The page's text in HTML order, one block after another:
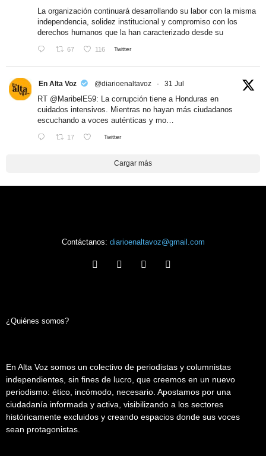
La organización continuará desarrollando su labor con la misma
independencia, solidez institucional y compromiso con los
derechos humanos que la han caracterizado desde su
67 116 Twitter
En Alta Voz @diarioenaltavoz · 31 Jul
RT @MaribelE59: La corrupción tiene a Honduras en
cuidados intensivos. Mientras no hayan más ciudadanos
escuchando a voces auténticas y mo…
17 Twitter
Cargar más
Contáctanos: diarioenaltavoz@gmail.com
¿Quiénes somos?
En Alta Voz somos un colectivo de periodistas y columnistas
independientes, sin fines de lucro, que creemos en un nuevo
periodismo: ético, incómodo, necesario. Apostamos por una
ciudadanía informada y activa, visibilizando a los sectores
históricamente excluidos y creando espacios donde sus voces
sean protagonistas.